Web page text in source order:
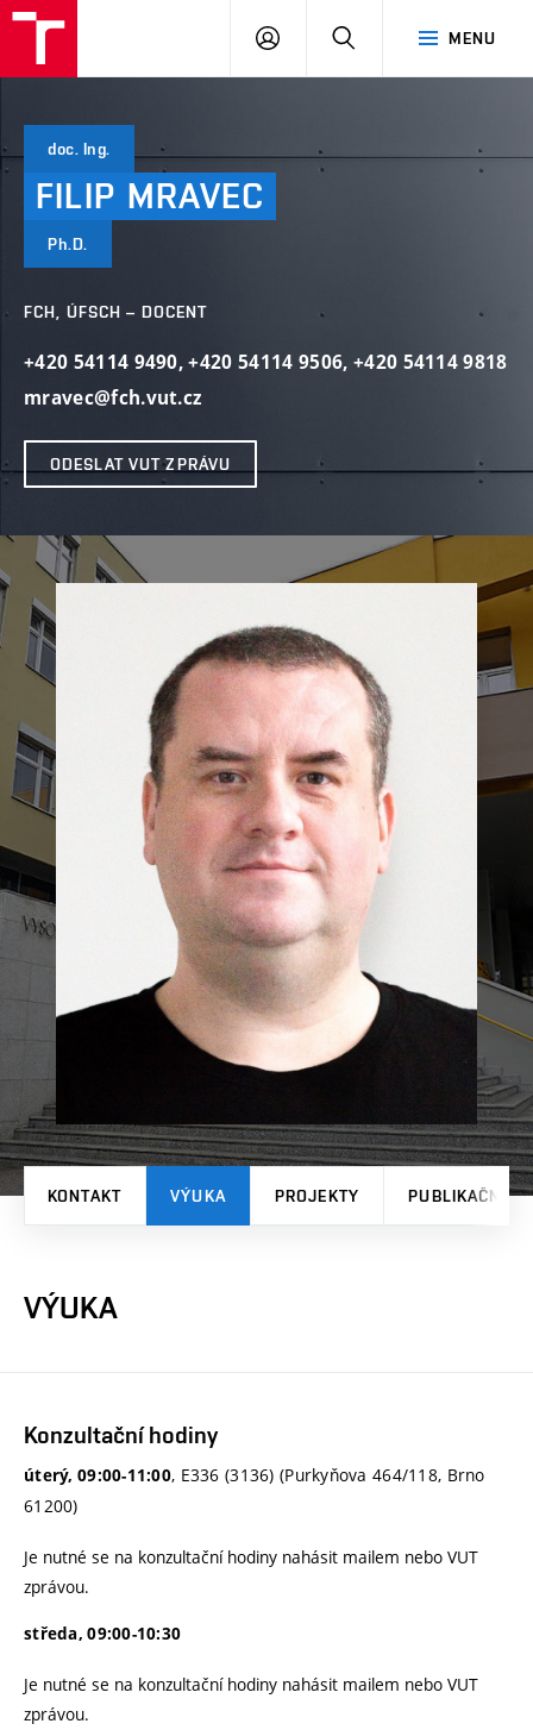
MENU
PŘIHLÁSIT
doc. Ing.
FILIP MRAVEC
Ph.D.
FCH, ÚFSCH – DOCENT
+420 54114 9490,+420 54114 9506, +420 54114 9818
mravec@fch.vut.cz
ODESLAT VUT ZPRÁVU
KONTAKT VÝUKA PROJEKTY PUBLIKAČNÍ
VÝUKA
Konzultační hodiny
úterý, 09:00-11:00, E336 (3136) (Purkyňova 464/118, Brno
61200)
Je nutné se na konzultační hodiny nahásit mailem nebo VUT
zprávou.
středa, 09:00-10:30
Je nutné se na konzultační hodiny nahásit mailem nebo VUT
zprávou.